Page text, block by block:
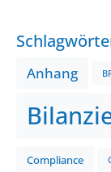
Anhang
Compliance